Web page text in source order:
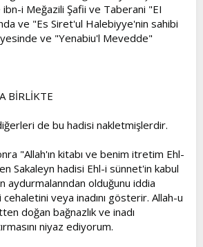
i Meğazili Şafii ve Taberani "EI
ve "Es Siret'ul Halebiyye'nin sahibi
ve "Yenabiu'l Mevedde"
BİRLİKTE
de bu hadisi nakletmişlerdir.
"Allah'ın kitabı ve benim itretim Ehl-
Sakaleyn hadisi Ehl-i sünnet'in kabul
aydurmalanndan olduğunu iddia
veya inadını gösterir. Allah-u
doğan bağnazlık ve inadı
niyaz ediyorum.